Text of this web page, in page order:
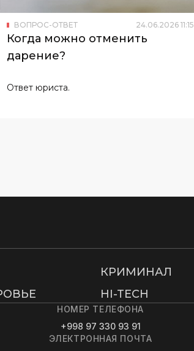
ВОПРОС-ОТВЕТ 24.06.2026 11:15
Когда можно отменить
дарение?
Ответ юриста.
КРИМИНАЛ
HI-TECH
НОМЕР ТЕЛЕФОНА
+998 97 330 93 91
ЭЛЕКТРОННАЯ ПОЧТА